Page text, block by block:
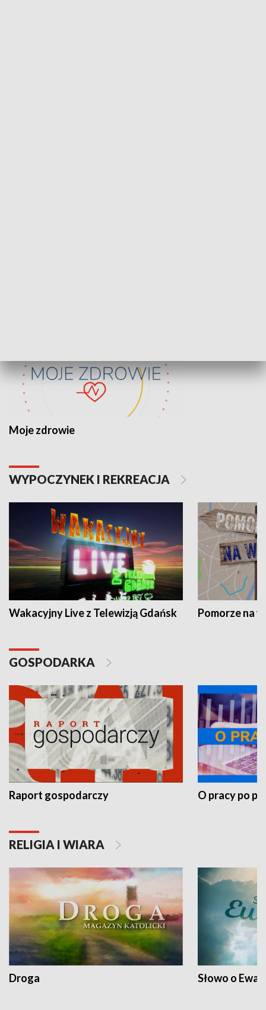
Moje zdrowie
WYPOCZYNEK I REKREACJA
Wakacyjny Live z Telewizją Gdańsk Pomorze na
GOSPODARKA
Raport gospodarczy O pracy po
RELIGIA I WIARA
Droga Słowo o